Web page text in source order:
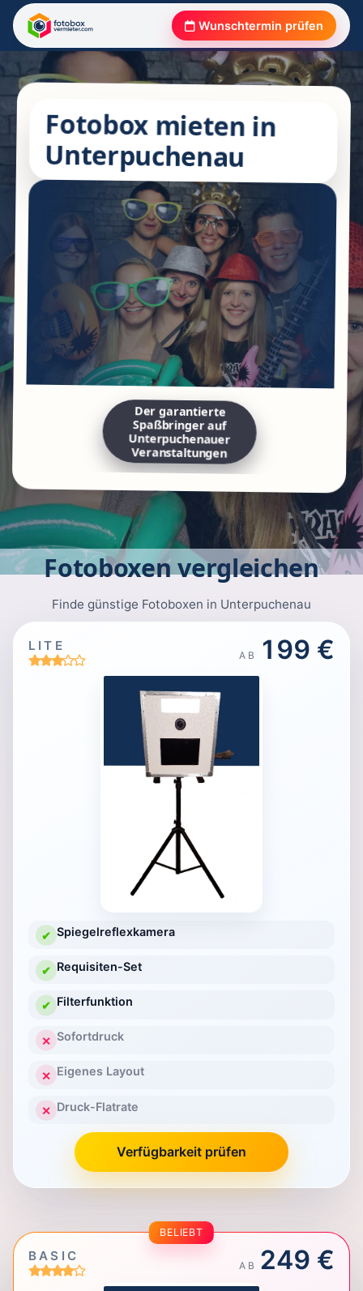
Wunschtermin prüfen
Fotobox mieten in
Unterpuchenau
Der garantierte
Spaßbringer auf
Unterpuchenauer
Veranstaltungen
Fotoboxen vergleichen
Finde günstige Fotoboxen in Unterpuchenau
LITE
AB 199 €
✔ Spiegelreflexkamera
✔ Requisiten-Set
✔ Filterfunktion
✕ Sofortdruck
✕ Eigenes Layout
✕ Druck-Flatrate
Verfügbarkeit prüfen
BELIEBT
BASIC
AB 249 €